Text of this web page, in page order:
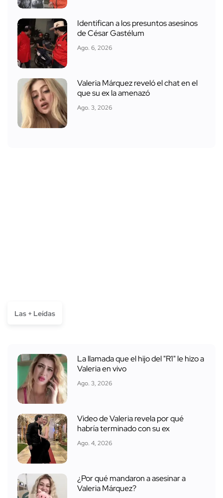
Identifican a los presuntos asesinos
de César Gastélum
Ago. 6, 2026
Valeria Márquez reveló el chat en el
que su ex la amenazó
Ago. 3, 2026
Las + Leídas
La llamada que el hijo del "R1" le hizo a
Valeria en vivo
Ago. 3, 2026
Video de Valeria revela por qué
habría terminado con su ex
Ago. 4, 2026
¿Por qué mandaron a asesinar a
Valeria Márquez?